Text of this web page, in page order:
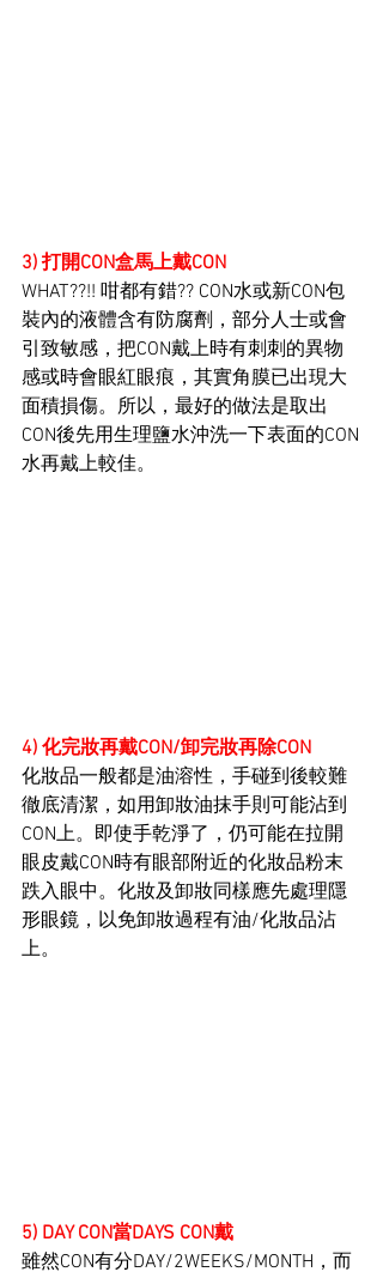
3) 打開CON盒馬上戴CON
WHAT??!! 咁都有錯?? CON水或新CON包
裝內的液體含有防腐劑，部分人士或會
引致敏感，把CON戴上時有刺刺的異物
感或時會眼紅眼痕，其實角膜已出現大
面積損傷。所以，最好的做法是取出
CON後先用生理鹽水沖洗一下表面的CON
水再戴上較佳。
4) 化完妝再戴CON/卸完妝再除CON
化妝品一般都是油溶性， 手碰到後較難
徹底清潔，如用卸妝油抹手則可能沾到
CON上。即使手乾淨了，仍可能在拉開
眼皮戴CON時有眼部附近的化妝品粉末
跌入眼中。化妝及卸妝同樣應先處理隱
形眼鏡，以免卸妝過程有油/化妝品沾
上。
5) DAY CON當DAYS CON戴
雖然CON有分DAY/2WEEKS/MONTH，而